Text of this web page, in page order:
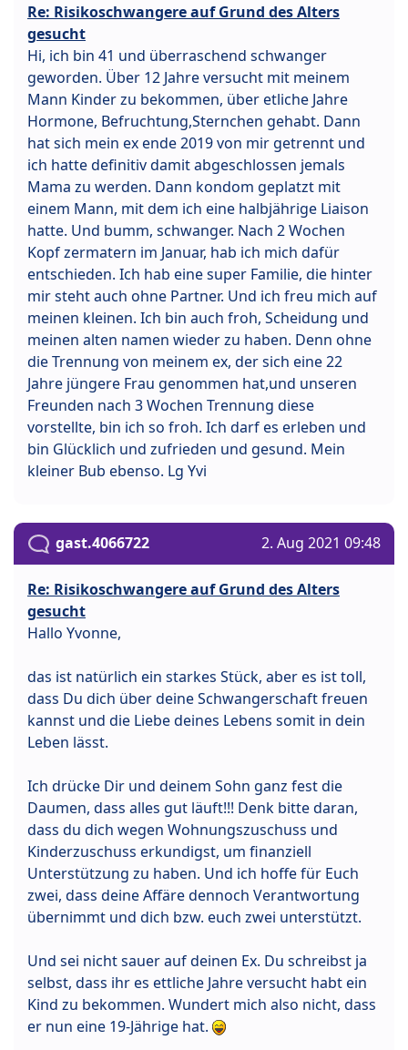
Re: Risikoschwangere auf Grund des Alters
gesucht
Hi, ich bin 41 und überraschend schwanger
geworden. Über 12 Jahre versucht mit meinem
Mann Kinder zu bekommen, über etliche Jahre
Hormone, Befruchtung,Sternchen gehabt. Dann
hat sich mein ex ende 2019 von mir getrennt und
ich hatte definitiv damit abgeschlossen jemals
Mama zu werden. Dann kondom geplatzt mit
einem Mann, mit dem ich eine halbjährige Liaison
hatte. Und bumm, schwanger. Nach 2 Wochen
Kopf zermatern im Januar, hab ich mich dafür
entschieden. Ich hab eine super Familie, die hinter
mir steht auch ohne Partner. Und ich freu mich auf
meinen kleinen. Ich bin auch froh, Scheidung und
meinen alten namen wieder zu haben. Denn ohne
die Trennung von meinem ex, der sich eine 22
Jahre jüngere Frau genommen hat,und unseren
Freunden nach 3 Wochen Trennung diese
vorstellte, bin ich so froh. Ich darf es erleben und
bin Glücklich und zufrieden und gesund. Mein
kleiner Bub ebenso. Lg Yvi
gast.4066722 2. Aug 2021 09:48
Re: Risikoschwangere auf Grund des Alters
gesucht
Hallo Yvonne,
das ist natürlich ein starkes Stück, aber es ist toll,
dass Du dich über deine Schwangerschaft freuen
kannst und die Liebe deines Lebens somit in dein
Leben lässt.
Ich drücke Dir und deinem Sohn ganz fest die
Daumen, dass alles gut läuft!!! Denk bitte daran,
dass du dich wegen Wohnungszuschuss und
Kinderzuschuss erkundigst, um finanziell
Unterstützung zu haben. Und ich hoffe für Euch
zwei, dass deine Affäre dennoch Verantwortung
übernimmt und dich bzw. euch zwei unterstützt.
Und sei nicht sauer auf deinen Ex. Du schreibst ja
selbst, dass ihr es ettliche Jahre versucht habt ein
Kind zu bekommen. Wundert mich also nicht, dass
er nun eine 19-Jährige hat.